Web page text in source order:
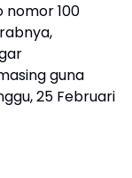
nomor 100
guna
25 Februari